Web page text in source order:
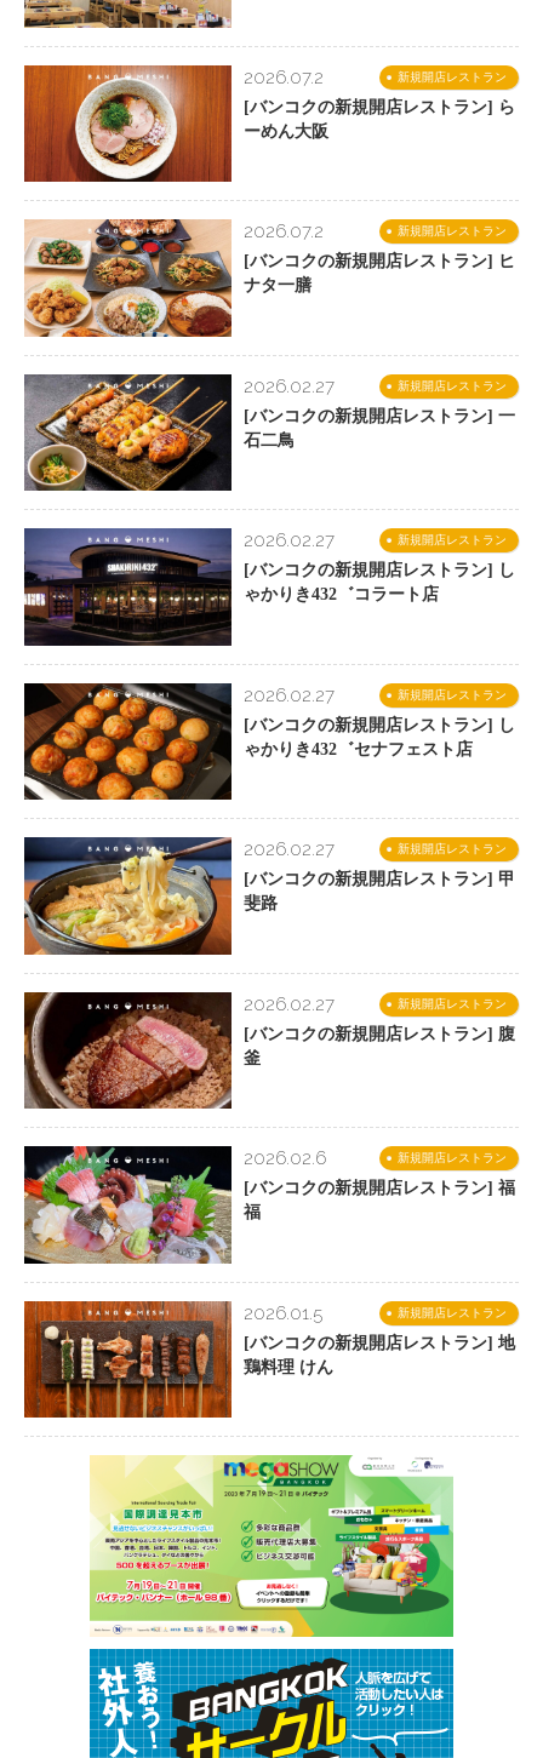
新規開店レストラン
2026.07.2
[バンコクの新規開店レストラン] ら
ーめん大阪
新規開店レストラン
2026.07.2
[バンコクの新規開店レストラン] ヒ
ナタ一膳
新規開店レストラン
2026.02.27
[バンコクの新規開店レストラン] 一
石二鳥
新規開店レストラン
2026.02.27
[バンコクの新規開店レストラン] し
ゃかりき432゛コラート店
新規開店レストラン
2026.02.27
[バンコクの新規開店レストラン] し
ゃかりき432゛セナフェスト店
新規開店レストラン
2026.02.27
[バンコクの新規開店レストラン] 甲
斐路
新規開店レストラン
2026.02.27
[バンコクの新規開店レストラン] 腹
釜
新規開店レストラン
2026.02.6
[バンコクの新規開店レストラン] 福
福
新規開店レストラン
2026.01.5
[バンコクの新規開店レストラン] 地
鶏料理 けん